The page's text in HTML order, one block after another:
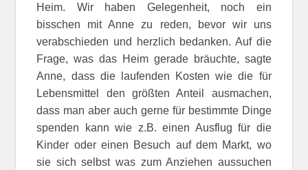
Heim. Wir haben Gelegenheit, noch ein
bisschen mit Anne zu reden, bevor wir uns
verabschieden und herzlich bedanken. Auf die
Frage, was das Heim gerade bräuchte, sagte
Anne, dass die laufenden Kosten wie die für
Lebensmittel den größten Anteil ausmachen,
dass man aber auch gerne für bestimmte Dinge
spenden kann wie z.B. einen Ausflug für die
Kinder oder einen Besuch auf dem Markt, wo
sie sich selbst was zum Anziehen aussuchen